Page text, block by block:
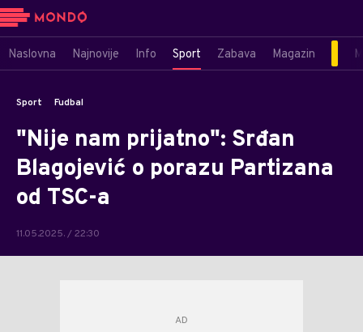
Naslovna Najnovije Info Sport Zabava Magazin
Sport Fudbal
"Nije nam prijatno": Srđan
Blagojević o porazu Partizana
od TSC-a
11.05.2025. / 22:30